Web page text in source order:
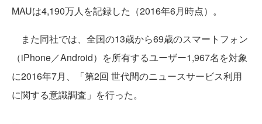
MAUは4,190万人を記録した（2016年6月時点）。
また同社では、全国の13歳から69歳のスマートフォン
（iPhone／Android）を所有するユーザー1,967名を対象
に2016年7月、「第2回 世代間のニュースサービス利用
に関する意識調査」を行った。